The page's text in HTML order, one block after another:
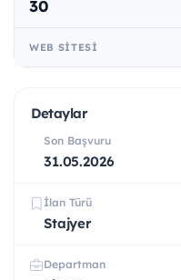
30
WEB SITESI
Detaylar
Son Başvuru
31.05.2026
İlan Türü
Stajyer
Departman